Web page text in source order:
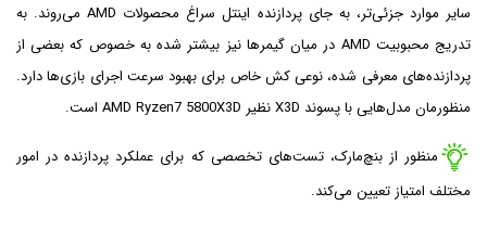
سایر موارد جزئی‌تر، به جای پردازنده اینتل سراغ محصولات AMD می‌روند. به
تدریج محبوبیت AMD در میان گیمرها نیز بیشتر شده به خصوص که بعضی از
پردازنده‌های معرفی شده، نوعی کش خاص برای بهبود سرعت اجرای بازی‌ها دارد.
منظورمان مدل‌هایی با پسوند X3D نظیر AMD Ryzen7 5800X3D است.
منظور از بنچ‌مارک، تست‌های تخصصی که برای عملکرد پردازنده در امور
مختلف امتیاز تعیین می‌کند.